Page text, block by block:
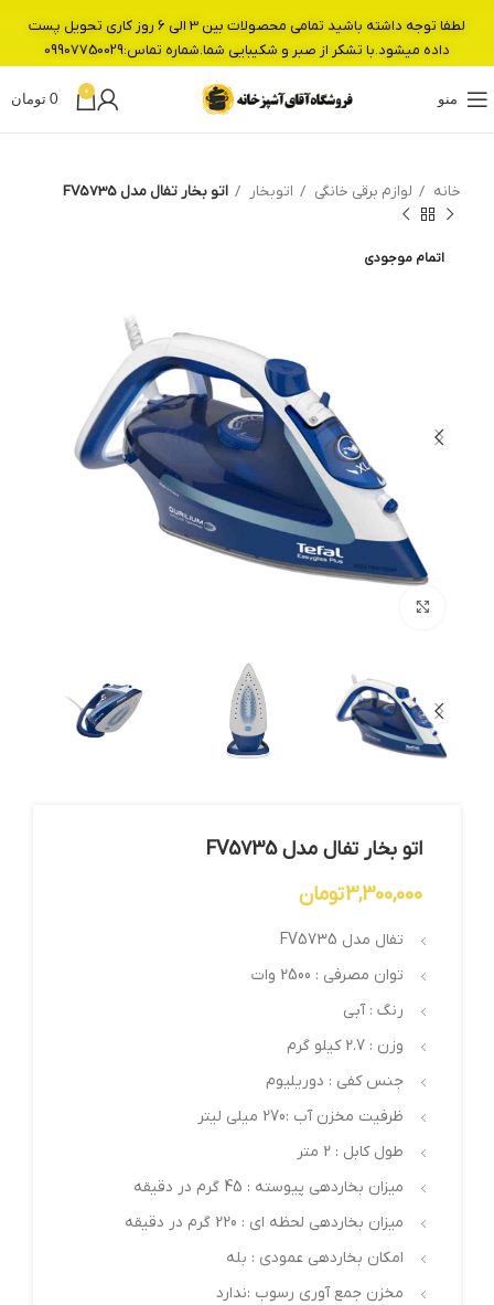
منو
0
0 تومان
خانه لوازم برقی خانگی اتوبخار اتو بخار تفال مدل FV5735
اتمام موجودی
اتو بخار تفال مدل FV5735
3,300,000تومان
تفال مدل FV5735
توان مصرفی : 2500 وات
رنگ : آبی
وزن : 2.7 کیلو گرم
جنس کفی : دوریلیوم
ظرفیت مخزن آب :270 میلی لیتر
طول کابل : 2 متر
میزان بخاردهي پیوسته : 45 گرم در دقیقه
میزان بخاردهي لحظه اي : 220 گرم در دقیقه
امکان بخاردهی عمودی : بله
مخزن جمع آوری رسوب :ندارد
لطفا توجه داشته باشید تمامی محصولات بین 3 الی 6 روز کاری تحویل پست
داده میشود.با تشکر از صبر و شکیبایی شما.شماره تماس:09907750029